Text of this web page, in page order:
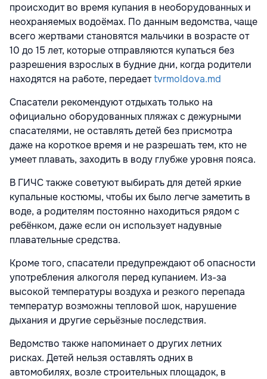
происходит во время купания в необорудованных и
неохраняемых водоёмах. По данным ведомства, чаще
всего жертвами становятся мальчики в возрасте от
10 до 15 лет, которые отправляются купаться без
разрешения взрослых в будние дни, когда родители
находятся на работе, передаетtvrmoldova.md
Спасатели рекомендуют отдыхать только на
официально оборудованных пляжах с дежурными
спасателями, не оставлять детей без присмотра
даже на короткое время и не разрешать тем, кто не
умеет плавать, заходить в воду глубже уровня пояса.
В ГИЧС также советуют выбирать для детей яркие
купальные костюмы, чтобы их было легче заметить в
воде, а родителям постоянно находиться рядом с
ребёнком, даже если он использует надувные
плавательные средства.
Кроме того, спасатели предупреждают об опасности
употребления алкоголя перед купанием. Из-за
высокой температуры воздуха и резкого перепада
температур возможны тепловой шок, нарушение
дыхания и другие серьёзные последствия.
Ведомство также напоминает о других летних
рисках. Детей нельзя оставлять одних в
автомобилях, возле строительных площадок, в